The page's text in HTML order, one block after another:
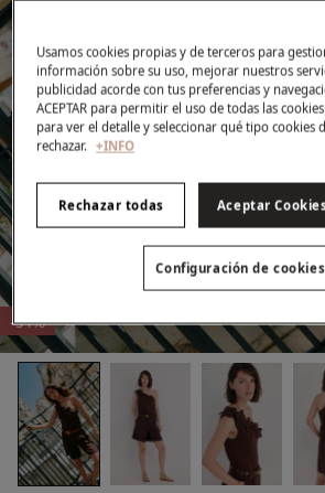
-51%
Usamos cookies propias y de terceros para
información sobre su uso, mejorar nuestros
publicidad acorde con tus preferencias y
ACEPTAR para permitir el uso de todas las
para ver el detalle y seleccionar qué tipo cookies
rechazar. +INFO
Rechazar todas Aceptar
Configuración de cookies